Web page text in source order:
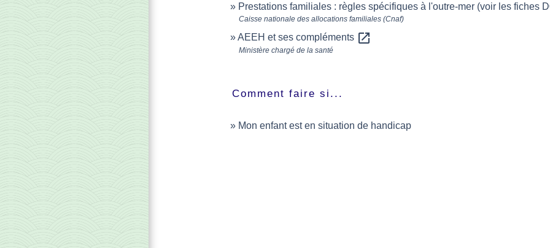
Prestations familiales : règles spécifiques à l'outre-mer (voir les fiches
Caisse nationale des allocations familiales (Cnaf)
AEEH et ses compléments open_in_new
Ministère chargé de la santé
Comment faire si...
Mon enfant est en situation de handicap